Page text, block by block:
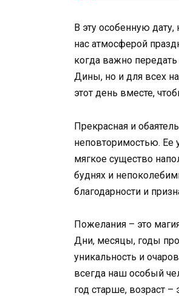
В эту особенную
нас атмосферой
когда важно
Дины, но и для всех
этот день вместе,
Прекрасная и
неповторимостью. Ее
мягкое существо
буднях и
благодарности и
Пожелания – это
Дни, месяцы, годы
уникальность и
всегда наш особый
год старше, возраст